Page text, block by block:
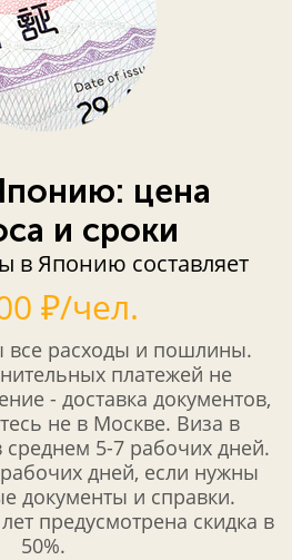
цена
и сроки
в Японию составляет
₽/чел.
все расходы и пошлины.
платежей не
- доставка документов,
не в Москве. Виза в
5-7 рабочих дней.
дней, если нужны
документы и справки.
предусмотрена скидка в
50%.